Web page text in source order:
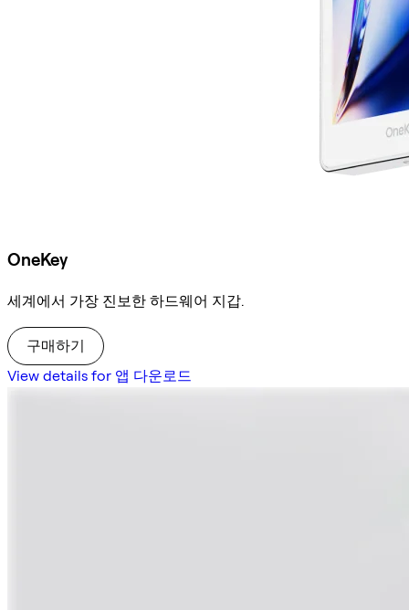
OneKey
세계에서 가장 진보한 하드웨어 지갑.
구매하기
View details for 앱 다운로드